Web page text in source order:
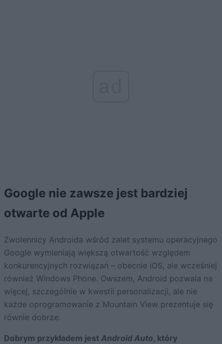
Google nie zawsze jest bardziej
otwarte od Apple
Zwolennicy Androida wśród zalet systemu operacyjnego
Google wymieniają większą otwartość względem
konkurencyjnych rozwiązań – obecnie iOS, ale wcześniej
również Windows Phone. Owszem, Android pozwala na
więcej, szczególnie w kwestii personalizacji, ale nie
każde oprogramowanie z Mountain View prezentuje się
równie dobrze.
Dobrym przykładem jest Android Auto, który